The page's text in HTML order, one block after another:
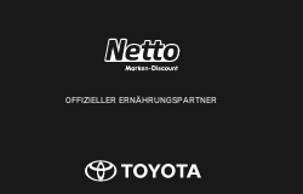
OFFIZIELLER ERNÄHRUNGSPARTNER